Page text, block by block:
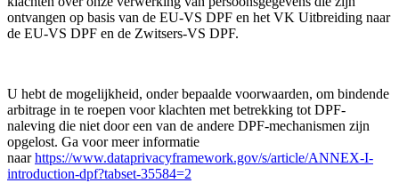
ontvangen op basis van de EU-VS DPF en het VK Uitbreiding naar
de EU-VS DPF en de Zwitsers-VS DPF.
U hebt de mogelijkheid, onder bepaalde voorwaarden, om bindende
arbitrage in te roepen voor klachten met betrekking tot DPF-
naleving die niet door een van de andere DPF-mechanismen zijn
opgelost. Ga voor meer informatie
naarhttps://www.dataprivacyframework.gov/s/article/ANNEX-I-
introduction-dpf?tabset-35584=2